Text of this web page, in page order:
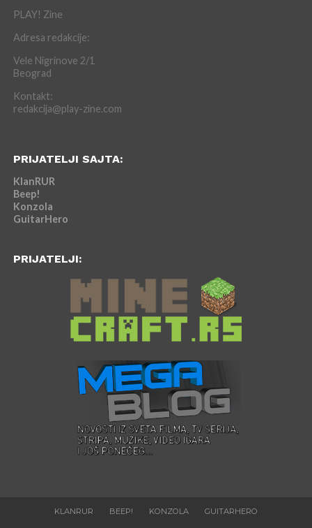
PLAY! Zine
Adresa redakcije:
Vele Nigrinove 2/1
Beograd
Kontakt:
redakcija@play-zine.com
PRIJATELJI SAJTA:
KlanRUR
Beep!
Konzola
GuitarHero
PRIJATELJI:
KLANRUR BEEP! KONZOLA GUITARHERO